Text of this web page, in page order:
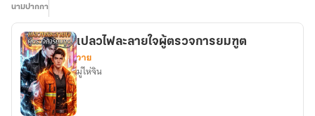
นามปากกา
เปลวไฟละลายใจผู้ตรวจการยมฑูต
วาย
มู่ไห่จิน